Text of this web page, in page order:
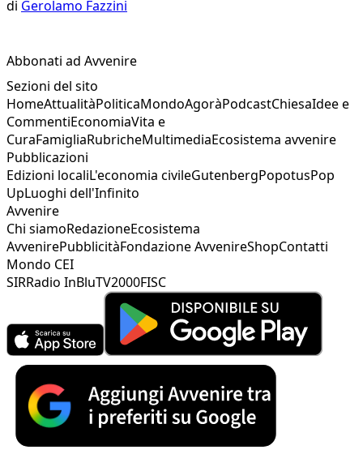
di Gerolamo Fazzini
Abbonati ad Avvenire
Sezioni del sito
HomeAttualitàPoliticaMondoAgoràPodcastChiesaIdee e
CommentiEconomiaVita e
CuraFamigliaRubricheMultimediaEcosistema avvenire
Pubblicazioni
Edizioni localiL'economia civileGutenbergPopotusPop
UpLuoghi dell'Infinito
Avvenire
Chi siamoRedazioneEcosistema
AvvenirePubblicitàFondazione AvvenireShopContatti
Mondo CEI
SIRRadio InBluTV2000FISC